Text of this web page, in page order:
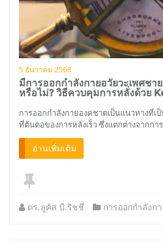
5 ธันวาคม 2568
มีการออกกำลังกายอวัยวะเพศชา
หรือไม่? วิธีควบคุมการหลั่งด้วย
การออกกำลังกายองคชาตเป็นแนวทางที่
ที่ต้นตอของการหลั่งเร็ว ซึ่งแตกต่างจากก
อ่านเพิ่มเติม
ดร.ลูคัส บี.ริชชี่ การออกกำลังก